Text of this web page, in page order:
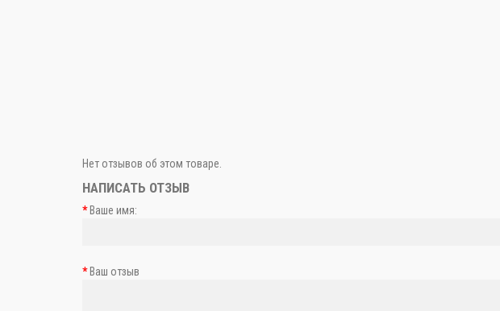
Нет отзывов об этом товаре.
НАПИСАТЬ ОТЗЫВ
Ваше имя:
Ваш отзыв